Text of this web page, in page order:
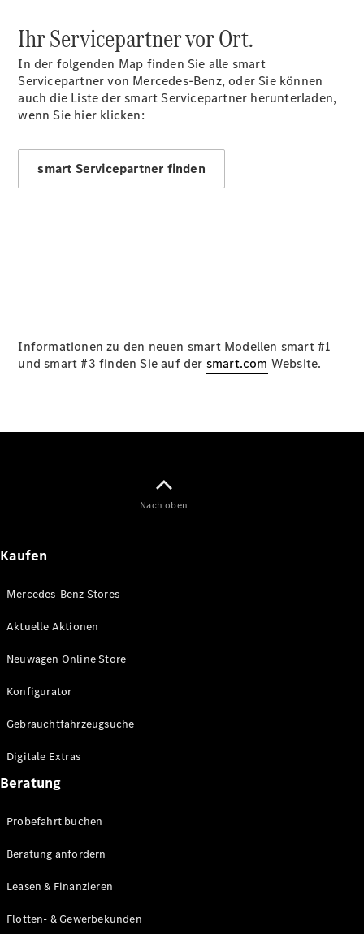
GLA
Neu
GLA Neu
GLB Elektrisch
GLB
GLC
Elektrisch
GLC
GLE
GLE Coupé
GLS
Online
Store
CLA
Brake
Shooting
C-Klasse T-
C-Klasse T-
Terrain
Modell All-
Terrain
Konfigurator
Store
Ihr Servicepartner vor Ort.
In der folgenden Map finden Sie alle smart
Servicepartner von Mercedes-Benz, oder Sie können
auch die Liste der smart Servicepartner herunterladen,
wenn Sie hier klicken:
smart Servicepartner finden
Informationen zu den neuen smart Modellen smart #1
und smart #3 finden Sie auf der smart.com Website.
Nach oben
Kaufen
Mercedes-Benz Stores
Aktuelle Aktionen
Neuwagen Online Store
Konfigurator
Gebrauchtfahrzeugsuche
Digitale Extras
Beratung
Probefahrt buchen
Beratung anfordern
Leasen & Finanzieren
Flotten- & Gewerbekunden